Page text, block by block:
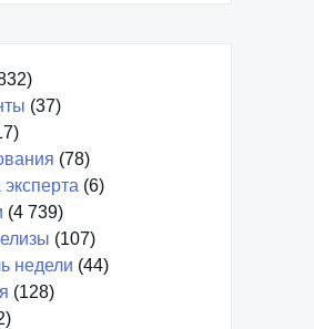
(37)
(78)
(6)
(4 739)
(107)
недели (44)
(128)